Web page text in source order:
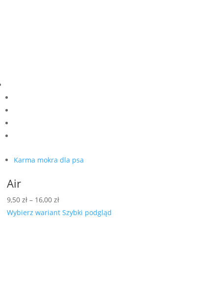
Karma mokra dla psa
Air
9,50 zł – 16,00 złZakres
cen:
Wybierz wariant Szybki podgląd